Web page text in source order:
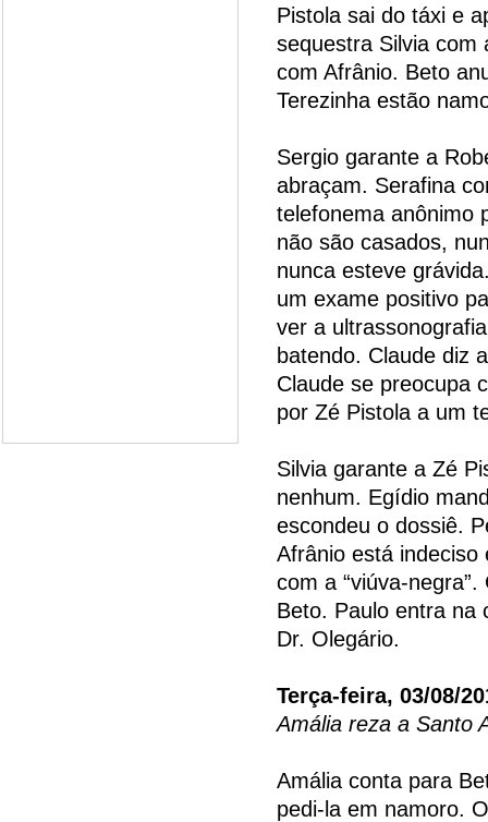
Pistola sai do táxi e
sequestra Silvia com
com Afrânio. Beto
Terezinha estão
Sergio garante a
abraçam. Serafina
telefonema anônimo
não são casados,
nunca esteve
um exame positivo
ver a
batendo. Claude diz
Claude se preocupa
por Zé Pistola a um
Silvia garante a Zé
nenhum. Egídio
escondeu o dossiê.
Afrânio está
com a “viúva-
Beto. Paulo entra na
Dr. Olegário.
Terça-feira, 03/08/
Amália reza a Santo
Amália conta para
pedi-la em namoro.